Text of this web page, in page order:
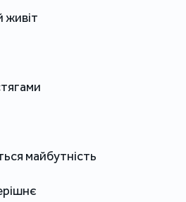
живіт
майбутність